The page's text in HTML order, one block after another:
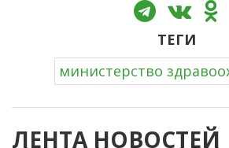
ТЕГИ
министерство
ЛЕНТА НОВОСТЕЙ